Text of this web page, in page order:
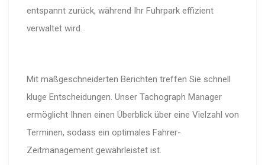
entspannt zurück, während Ihr Fuhrpark effizient
verwaltet wird.
Mit maßgeschneiderten Berichten treffen Sie schnell
kluge Entscheidungen. Unser Tachograph Manager
ermöglicht Ihnen einen Überblick über eine Vielzahl von
Terminen, sodass ein optimales Fahrer-
Zeitmanagement gewährleistet ist.